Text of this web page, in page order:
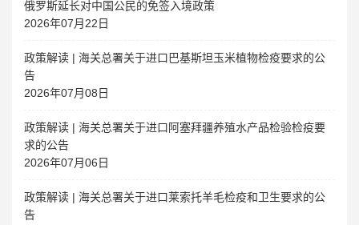
俄罗斯延长对中国公民的免签入境政策
2026年07月22日
政策解读 | 海关总署关于进口巴基斯坦玉米植物检疫要求的公
告
2026年07月08日
政策解读 | 海关总署关于进口阿塞拜疆养殖水产品检验检疫要
求的公告
2026年07月06日
政策解读 | 海关总署关于进口莱索托羊毛检疫和卫生要求的公
告